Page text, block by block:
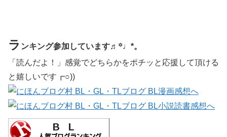
ラ ンキング参加しています♬꙳♩*。
「読んだよ！」感覚でどちらかをポチッと応援して頂ける
と嬉しいです┏○))